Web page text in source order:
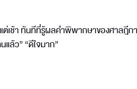
ต่เช้า ทันทีที่รู้ผลคำพิพากษาของศาลฎีก
ล้ว” “ดีใจมาก”